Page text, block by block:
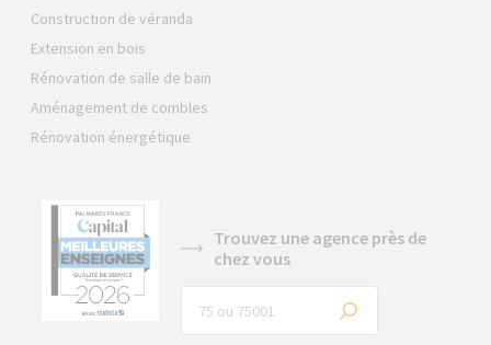
Construction de véranda
Extension en bois
Rénovation de salle de bain
Aménagement de combles
Rénovation énergétique
Trouvez une agence près de
chez vous